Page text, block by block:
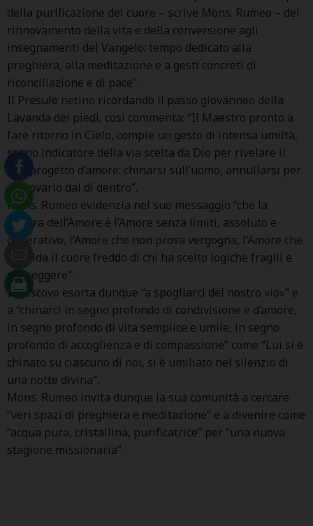
della purificazione del cuore – scrive Mons. Rumeo – del
rinnovamento della vita e della conversione agli
insegnamenti del Vangelo: tempo dedicato alla
preghiera, alla meditazione e a gesti concreti di
riconciliazione e di pace”.
Il Presule netino ricordando il passo giovanneo della
Lavanda dei piedi, così commenta: “Il Maestro pronto a
fare ritorno in Cielo, compie un gesto di intensa umiltà,
segno indicatore della via scelta da Dio per rivelare il
Suo progetto d’amore: chinarsi sull’uomo, annullarsi per
rinnovarlo dal di dentro”.
Mons. Rumeo evidenzia nel suo messaggio “che la
misura dell’Amore è l’Amore senza limiti, assoluto e
generativo, l’Amore che non prova vergogna, l’Amore che
riscalda il cuore freddo di chi ha scelto logiche fragili e
passeggere”.
Il Vescovo esorta dunque “a spogliarci del nostro «io»” e
a “chinarci in segno profondo di condivisione e d’amore,
in segno profondo di vita semplice e umile, in segno
profondo di accoglienza e di compassione” come “Lui si è
chinato su ciascuno di noi, si è umiliato nel silenzio di
una notte divina”.
Mons. Rumeo invita dunque la sua comunità a cercare
“veri spazi di preghiera e meditazione” e a divenire come
“acqua pura, cristallina, purificatrice” per “una nuova
stagione missionaria”.